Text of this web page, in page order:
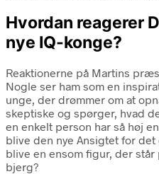
Hvordan reagerer
nye IQ-konge?
Reaktionerne på Martins
Nogle ser ham som en
unge, der drømmer om at
skeptiske og spørger, hvad
en enkelt person har så høj
blive den nye Ansigtet for
blive en ensom figur, der
bjerg?